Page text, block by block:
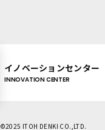
イノベーションセンター
INNOVATION CENTER
©2025 ITOH DENKI CO.,LTD.